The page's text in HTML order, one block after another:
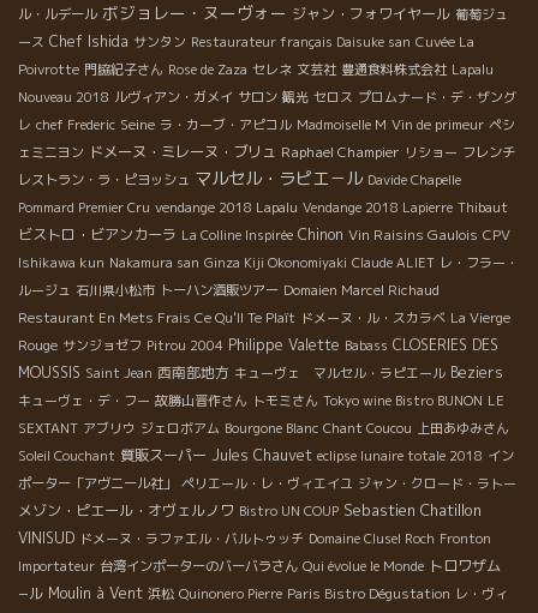
ル・ルデール ボジョレー・ヌーヴォー ジャン・フォワイヤール 葡萄ジュ
ース Chef Ishida サンタン Restaurateur français Daisuke san Cuvée La
Poivrotte 門脇紀子さん Rose de Zaza セレネ 文芸社 豊通食料株式会社 Lapalu
Nouveau 2018 ルヴィアン・ガメイ サロン 観光 セロス プロムナード・デ・ザング
レ chef Frederic Seine ラ・カーブ・アピコル Madmoiselle M Vin de primeur ペシ
ェミニヨン ドメーヌ・ミレーヌ・ブリュ Raphael Champier リショー フレンチ
レストラン・ラ・ピヨッシュ マルセル・ラピエ－ル Davide Chapelle
Pommard Premier Cru vendange 2018 Lapalu Vendange 2018 Lapierre Thibaut
ビストロ・ビアンカーラ La Colline Inspirée Chinon Vin Raisins Gaulois CPV
Ishikawa kun Nakamura san Ginza Kiji Okonomiyaki Claude ALIET レ・フラー・
ルージュ 石川県小松市 トーハン酒販ツアー Domaien Marcel Richaud
Restaurant En Mets Frais Ce Qu'Il Te Plaît ドメーヌ・ル・スカラベ La Vierge
Rouge サンジョゼフ Pitrou 2004 Philippe Valette Babass CLOSERIES DES
MOUSSIS Saint Jean 西南部地方 キューヴェ マルセル・ラピエール Beziers
キューヴェ・デ・フー 故勝山晋作さん トモミさん Tokyo wine Bistro BUNON LE
SEXTANT アブリウ ジェロボアム Bourgone Blanc Chant Coucou 上田あゆみさん
Soleil Couchant 質販スーパー Jules Chauvet eclipse lunaire totale 2018 イン
ポーター「アヴニール社」
ペリエール・レ・ヴィエイユ ジャン・クロード・ラトー
メゾン・ピエール・オヴェルノワ Bistro UN COUP Sebastien Chatillon
VINISUD ドメーヌ・ラファエル・バルトゥッチ Domaine Clusel Roch Fronton
Importateur 台湾インポーターのバーバラさん Qui évolue le Monde トロワザム
−ル Moulin à Vent 浜松 Quinonero Pierre Paris Bistro Dégustation レ・ヴィ